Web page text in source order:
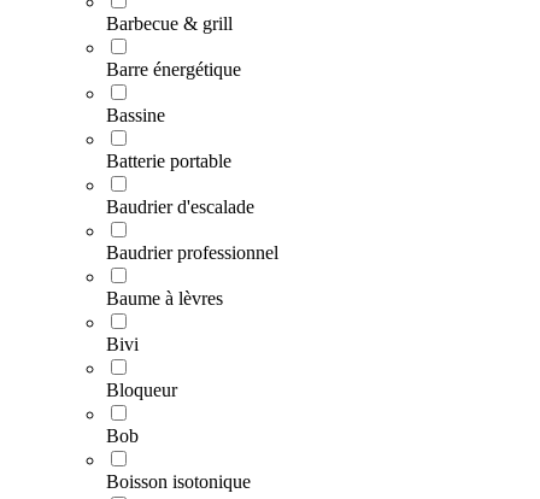
Barbecue & grill
Barre énergétique
Bassine
Batterie portable
Baudrier d'escalade
Baudrier professionnel
Baume à lèvres
Bivi
Bloqueur
Bob
Boisson isotonique